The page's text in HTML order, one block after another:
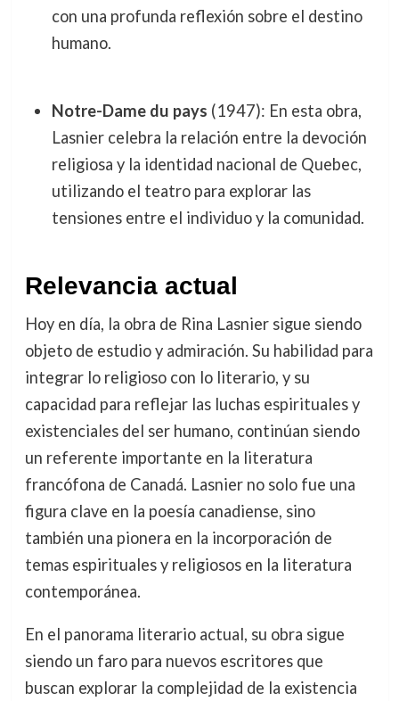
con una profunda reflexión sobre el destino
humano.
Notre-Dame du pays (1947): En esta obra,
Lasnier celebra la relación entre la devoción
religiosa y la identidad nacional de Quebec,
utilizando el teatro para explorar las
tensiones entre el individuo y la comunidad.
Relevancia actual
Hoy en día, la obra de Rina Lasnier sigue siendo
objeto de estudio y admiración. Su habilidad para
integrar lo religioso con lo literario, y su
capacidad para reflejar las luchas espirituales y
existenciales del ser humano, continúan siendo
un referente importante en la literatura
francófona de Canadá. Lasnier no solo fue una
figura clave en la poesía canadiense, sino
también una pionera en la incorporación de
temas espirituales y religiosos en la literatura
contemporánea.
En el panorama literario actual, su obra sigue
siendo un faro para nuevos escritores que
buscan explorar la complejidad de la existencia